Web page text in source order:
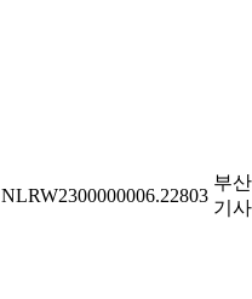
NLRW2300000006.22803
부
기사